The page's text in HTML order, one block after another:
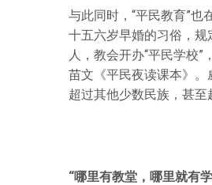
与此同时，“平民教育”也
十五六岁早婚的习俗，规
人，教会开办“平民学校
苗文《平民夜读课本》
超过其他少数民族，甚至
“哪里有教堂，哪里就有